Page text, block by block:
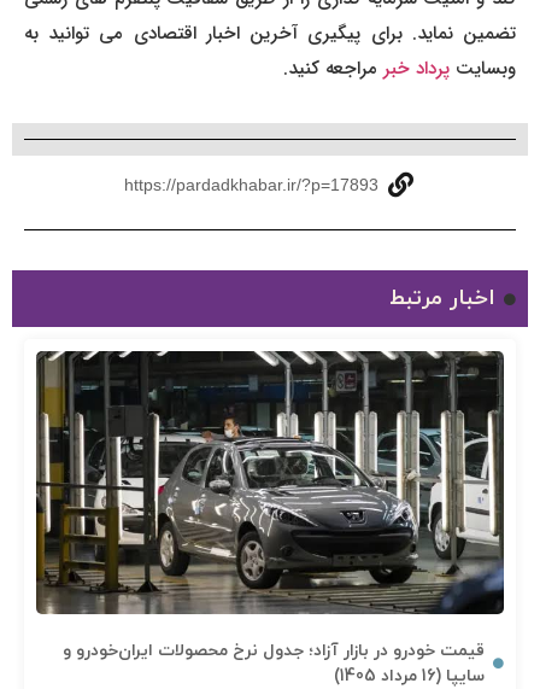
تضمین نماید. برای پیگیری آخرین اخبار اقتصادی می توانید به
وبسایتپرداد خبرمراجعه کنید.
https://pardadkhabar.ir/?p=17893
اخبار مرتبط
قیمت خودرو در بازار آزاد؛ جدول نرخ محصولات ایران‌خودرو و
سایپا (16 مرداد 1405)